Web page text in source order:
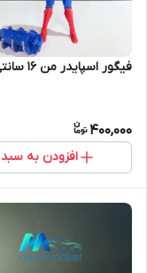
فیگور اسپایدر من ۱۶ سانتی
400,000
افزودن به سبد